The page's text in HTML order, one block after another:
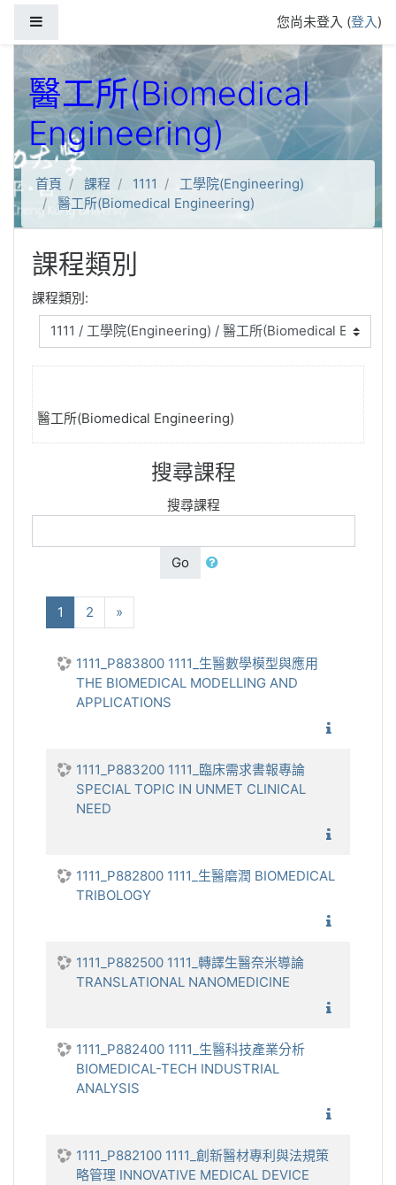
您尚未登入 (登入)
醫工所(Biomedical
Engineering)
首頁 課程 1111
工學院(Engineering)
醫工所(Biomedical Engineering)
課程類別
課程類別:
醫工所(Biomedical Engineering)
搜尋課程
搜尋課程
Go
1 (current)
2 »
1111_P883800 1111_生醫數學模型與應用
THE BIOMEDICAL MODELLING AND
APPLICATIONS
1111_P883200 1111_臨床需求書報專論
SPECIAL TOPIC IN UNMET CLINICAL
NEED
1111_P882800 1111_生醫磨潤 BIOMEDICAL
TRIBOLOGY
1111_P882500 1111_轉譯生醫奈米導論
TRANSLATIONAL NANOMEDICINE
1111_P882400 1111_生醫科技產業分析
BIOMEDICAL-TECH INDUSTRIAL
ANALYSIS
1111_P882100 1111_創新醫材專利與法規策
略管理 INNOVATIVE MEDICAL DEVICE